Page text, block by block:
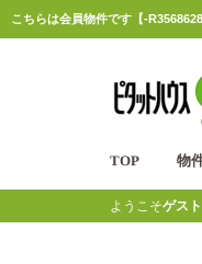
こちらは会員物件です【-
TOP 物
ようこそゲスト